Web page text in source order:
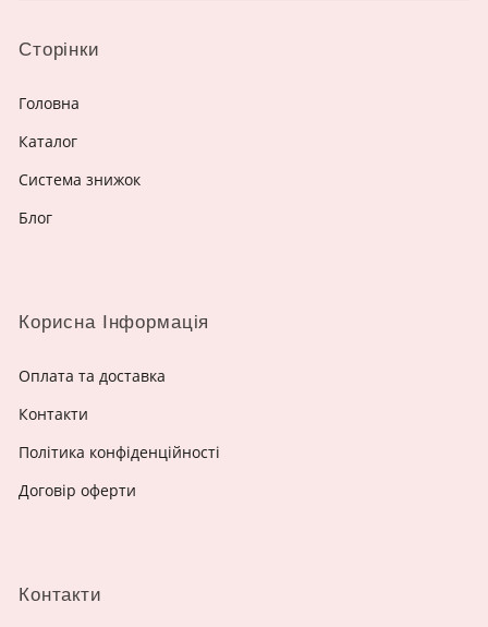
Контакти
Сторінки
Головна
Каталог
Система знижок
Блог
Корисна Інформація
Оплата та доставка
Контакти
Політика конфіденційності
Договір оферти